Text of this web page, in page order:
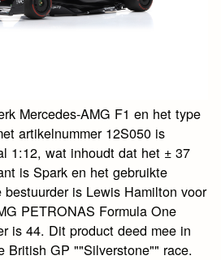
Mercedes-AMG F1 en het type
artikelnummer 12S050 is
1:12, wat inhoudt dat het ± 37
is Spark en het gebruikte
is Lewis Hamilton voor
PETRONAS Formula One
is 44. Dit product deed mee in
British GP ""Silverstone"" race.